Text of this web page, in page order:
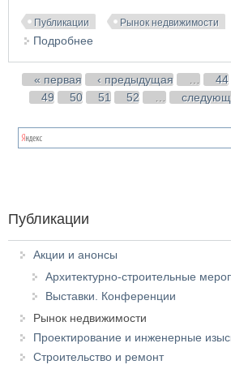
Публикации Рынок недвижимости
Подробнее
Страницы
« первая ‹ предыдущая 44
49
50 51 52
Публикации
Акции и анонсы
Архитектурно-строительные
Выставки. Конференции
Рынок недвижимости
Проектирование и инженерные
Строительство и ремонт